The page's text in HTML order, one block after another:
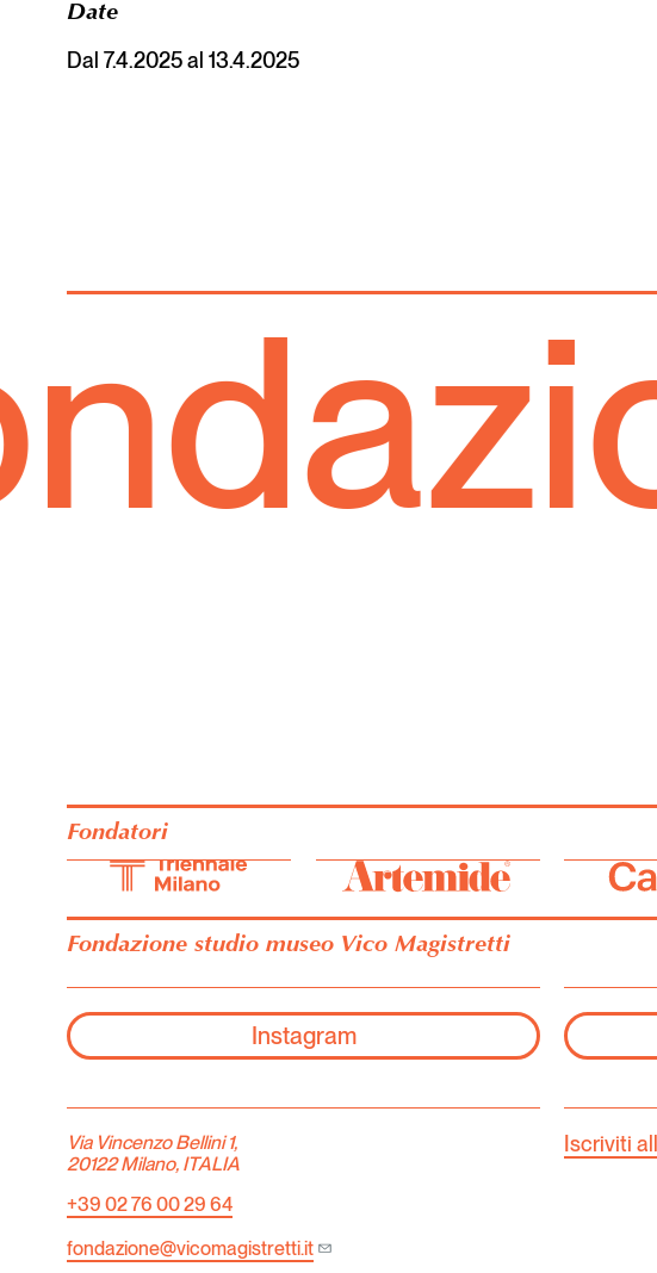
Date
Dal 7.4.2025 al 13.4.2025
Fondatori
Fondazione studio museo Vico Magistretti
Instagram
Via Vincenzo Bellini 1,
20122 Milano, ITALIA
+39 02 76 00 29 64
fondazione@vicomagistretti.it
Iscriviti